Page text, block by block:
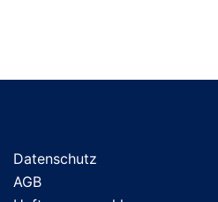
Datenschutz
AGB